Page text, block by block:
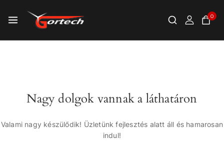
0
Nagy dolgok vannak a láthatáron
Valami nagy készülődik! Üzletünk fejlesztés alatt áll és hamarosan
indul!